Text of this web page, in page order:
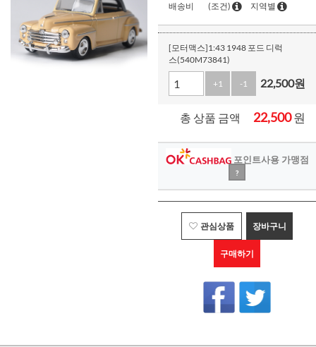
배송비
(조건) 지역별
[모터맥스]1:43 1948 포드 디럭
스(540M73841)
+1 -1 22,500원
총 상품 금액 22,500원
포인트사용 가맹점
?
관심상품 장바구니
구매하기